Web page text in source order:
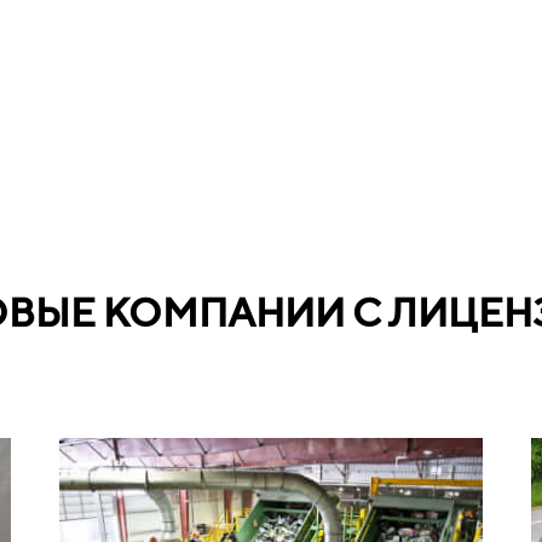
КОМПАНИИ С